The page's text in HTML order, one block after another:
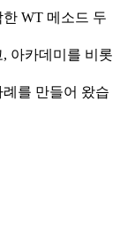
WT 메소드 두
아카데미를 비롯
를 만들어 왔습